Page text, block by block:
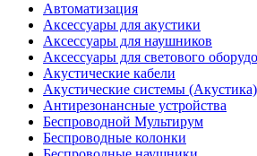
Автоматизация
Аксессуары для акустики
Аксессуары для наушников
Аксессуары для светового
Акустические кабели
Акустические системы (Акустика)
Антирезонансные устройства
Беспроводной Мультирум
Беспроводные колонки